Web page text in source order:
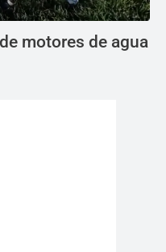
motores de agua